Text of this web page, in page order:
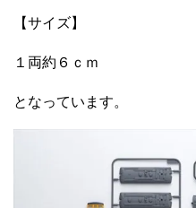
【サイズ】
１両約６ｃｍ
となっています。